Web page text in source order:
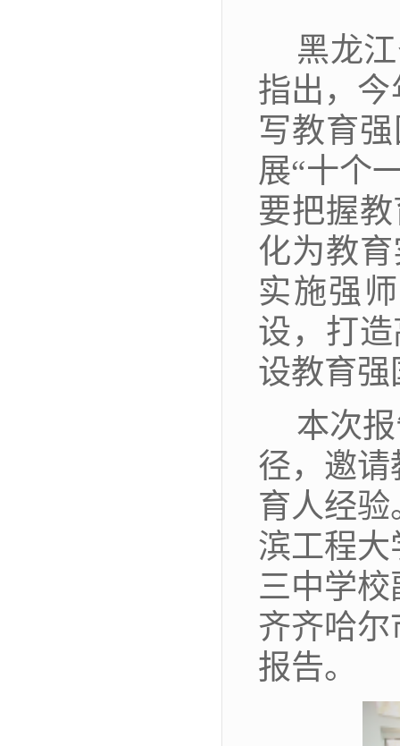
黑龙
指出，
写教育
展“十个
要把握
化为教
实施强
设，打
设教育
本次
径，邀
育人经验
滨工程
三中学
齐齐哈
报告。